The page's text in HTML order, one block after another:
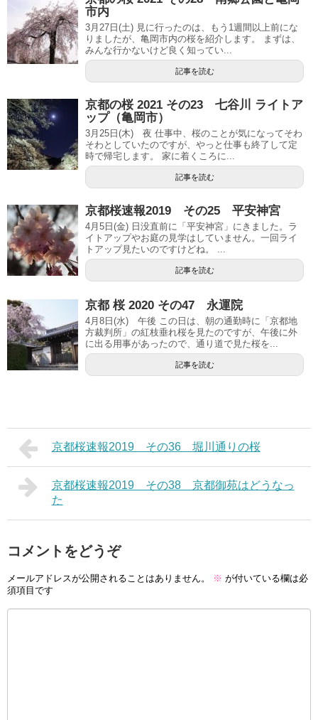
市内
3月27日(土) 見に行ったのは、もう1週間以上前にな
りましたが、亀岡市内の桜を紹介します。 まずは、
みんな行かないけど良く知ってい...
記事を読む
京都の桜 2021 その23 七谷川 ライトア
ップ（亀岡市）
3月25日(木) 夜 仕事中、桜のことが気になってそわ
そわとしていたのですが、やっと仕事も終了して定
時で帰宅します。 家に着くころに...
記事を読む
京都桜速報2019 その25 平安神宮
4月5日(金) 日没直前に「平安神宮」にきました。ラ
イトアップやお庭の見学はしていません。一回ライ
トアップ見たいのですけどね。 ...
記事を読む
京都 桜 2020 その47 永運院
4月8日(水) 午後 この日は、朝の通勤時に「京都地
方裁判所」の紅枝垂れ桜を見たのですが、午後に外
に出る用事があったので、通り道で見た桜を...
記事を読む
京都桜速報2019 その36 堀川通りの桜
京都桜速報2019 その38 京都御苑はどうなっ
た
コメントをどうぞ
メールアドレスが公開されることはありません。 ※ が付いている欄は必
須項目です